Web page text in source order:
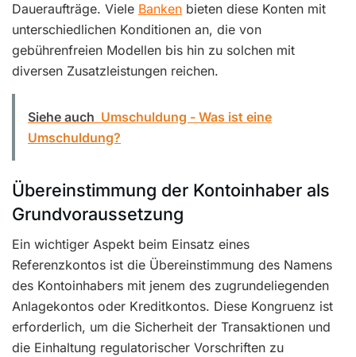
Daueraufträge. Viele Banken bieten diese Konten mit
unterschiedlichen Konditionen an, die von
gebührenfreien Modellen bis hin zu solchen mit
diversen Zusatzleistungen reichen.
Siehe auch Umschuldung - Was ist eine
Umschuldung?
Übereinstimmung der Kontoinhaber als
Grundvoraussetzung
Ein wichtiger Aspekt beim Einsatz eines
Referenzkontos ist die Übereinstimmung des Namens
des Kontoinhabers mit jenem des zugrundeliegenden
Anlagekontos oder Kreditkontos. Diese Kongruenz ist
erforderlich, um die Sicherheit der Transaktionen und
die Einhaltung regulatorischer Vorschriften zu